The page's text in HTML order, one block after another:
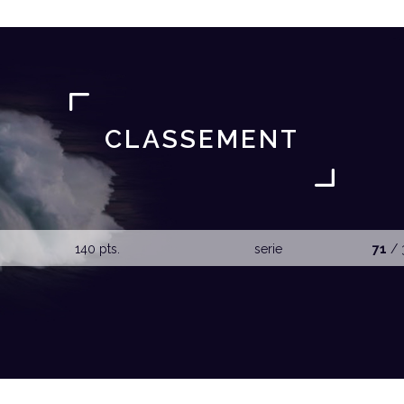
CLASSEMENT
140 pts. serie 71 /